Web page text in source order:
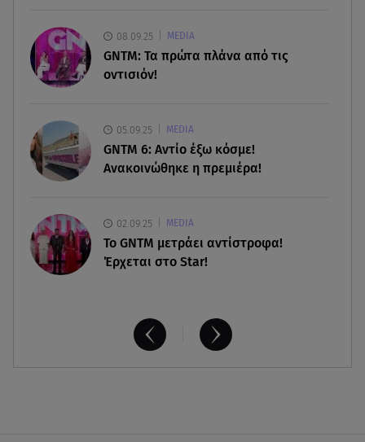
07.08.26 , 09:23
Γουδή: Γυναίκα έπεσε από τον 5ο όροφο
πολυκατοικίας
Κιάρα Φεράνι: Φωτογραφίες από τις διακοπές
της στην Ίμπιζα
08.09.25 MEDIA
GNTM: Τα πρώτα πλάνα από τις
οντισιόν!
05.09.25 MEDIA
GNTM 6: Αντίο έξω κόσμε!
Ανακοινώθηκε η πρεμιέρα!
02.09.25 MEDIA
Το GNTM μετράει αντίστροφα!
Έρχεται στο Star!